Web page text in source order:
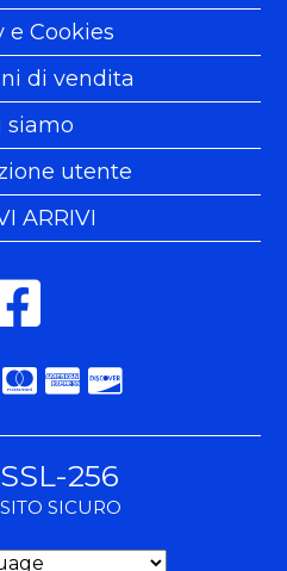
e Cookies
di vendita
siamo
utente
ARRIVI
SSL-256
SITO SICURO